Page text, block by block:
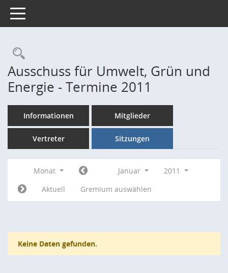
Toggle navigation
Rechercheauswahl
Ausschuss für Umwelt, Grün und
Energie - Termine 2011
Informationen Mitglieder
Vertreter Sitzungen
Monat Januar
2011
Aktuell
Gremium auswählen
Keine Daten gefunden.